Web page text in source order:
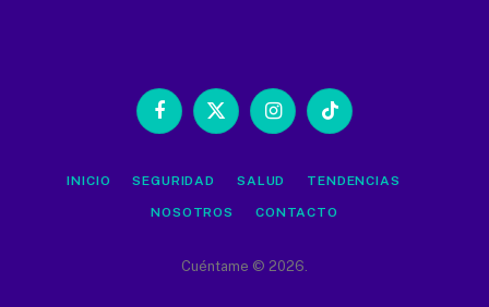
Facebook
X
InstagramTikTok
INICIO SEGURIDAD SALUD TENDENCIAS
NOSOTROS CONTACTO
Cuéntame © 2026.